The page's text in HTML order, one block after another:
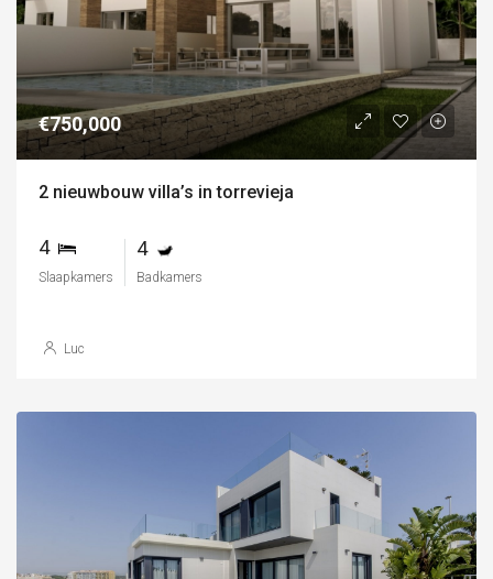
€750,000
2 nieuwbouw villa’s in torrevieja
4
Slaapkamers
4
Badkamers
Luc